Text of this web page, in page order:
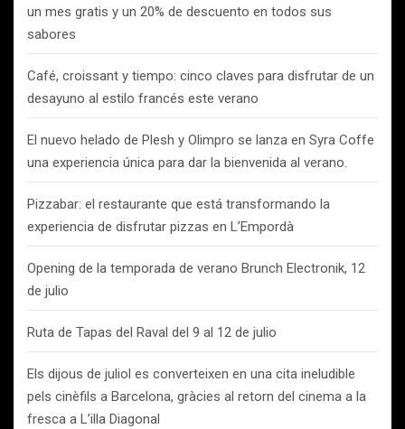
un mes gratis y un 20% de descuento en todos sus
sabores
Café, croissant y tiempo: cinco claves para disfrutar de un
desayuno al estilo francés este verano
El nuevo helado de Plesh y Olimpro se lanza en Syra Coffe
una experiencia única para dar la bienvenida al verano.
Pizzabar: el restaurante que está transformando la
experiencia de disfrutar pizzas en L’Empordà
Opening de la temporada de verano Brunch Electronik, 12
de julio
Ruta de Tapas del Raval del 9 al 12 de julio
Els dijous de juliol es converteixen en una cita ineludible
pels cinèfils a Barcelona, gràcies al retorn del cinema a la
fresca a L’illa Diagonal